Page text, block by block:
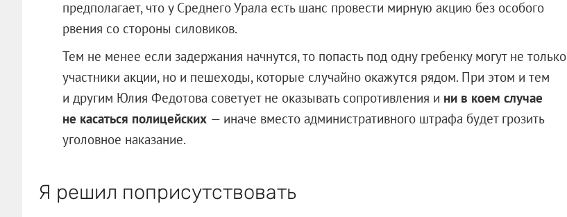
предполагает, что у Среднего Урала есть шанс провести мирную акцию без особого
рвения со стороны силовиков.
Тем не менее если задержания начнутся, то попасть под одну гребенку могут не только
участники акции, но и пешеходы, которые случайно окажутся рядом. При этом и тем
и другим Юлия Федотова советует не оказывать сопротивления и ни в коем случае
не касаться полицейских — иначе вместо административного штрафа будет грозить
уголовное наказание.
Я решил поприсутствовать